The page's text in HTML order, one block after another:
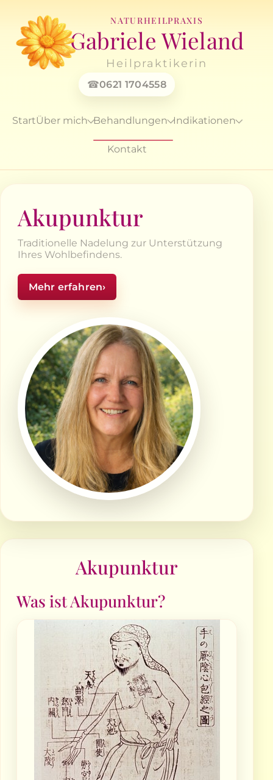
NATURHEILPRAXIS
Gabriele Wieland
Heilpraktikerin
0621 1704558
StartÜber mich Behandlungen Indikationen
Kontakt
Akupunktur
Traditionelle Nadelung zur Unterstützung
Ihres Wohlbefindens.
Mehr erfahren›
Akupunktur
Was ist Akupunktur?